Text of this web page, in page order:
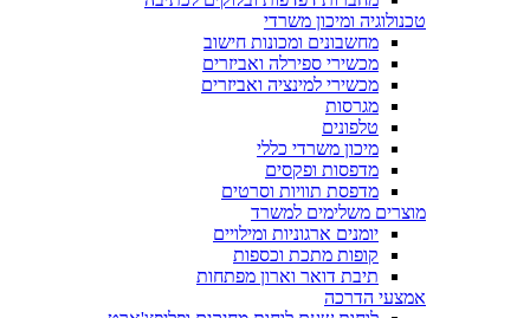
טכנולוגיה ומיכון משרדי
מחשבונים ומכונות חישוב
מכשירי ספירלה ואביזרים
מכשירי למינציה ואביזרים
מגרסות
טלפונים
מיכון משרדי כללי
מדפסות ופקסים
מדפסת תוויות וסרטים
מוצרים משלימים למשרד
יומנים ארגוניות ומילויים
קופות מתכת וכספות
תיבת דואר וארון מפתחות
אמצעי הדרכה